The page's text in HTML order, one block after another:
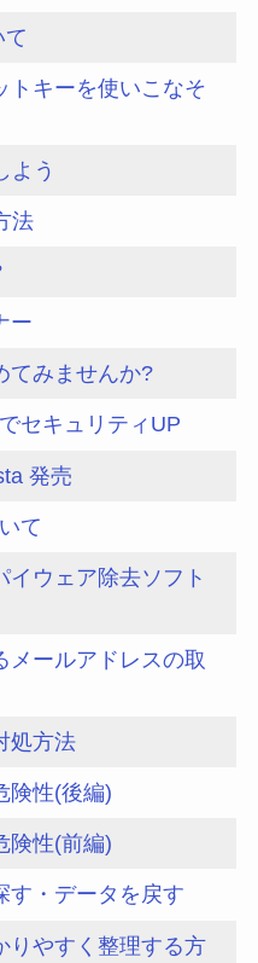
て
トキーを使いこなそ
よう
法
ー
てみませんか?
セキュリティUP
発売
て
イウェア除去ソフト
メールアドレスの取
処方法
険性(後編)
険性(前編)
す・データを戻す
りやすく整理する方